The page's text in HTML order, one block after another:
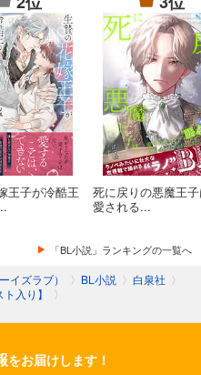
王子が冷酷王
死に戻りの悪魔王
愛される...
「BL小説」ランキングの一覧へ
イズラブ） 〉 BL小説 〉 白泉社 〉
入り】
〉
をお届けします！